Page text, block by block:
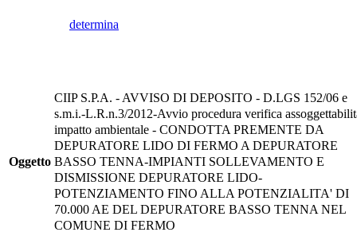
determina
Oggetto
CIIP S.P.A. - AVVISO DI DEPOSITO - D.LGS 152/06 e
s.m.i.-L.R.n.3/2012-Avvio procedura verifica
impatto ambientale - CONDOTTA PREMENTE DA
DEPURATORE LIDO DI FERMO A DEPURATORE
BASSO TENNA-IMPIANTI SOLLEVAMENTO E
DISMISSIONE DEPURATORE LIDO-
POTENZIAMENTO FINO ALLA POTENZIALITA' DI
70.000 AE DEL DEPURATORE BASSO TENNA NEL
COMUNE DI FERMO